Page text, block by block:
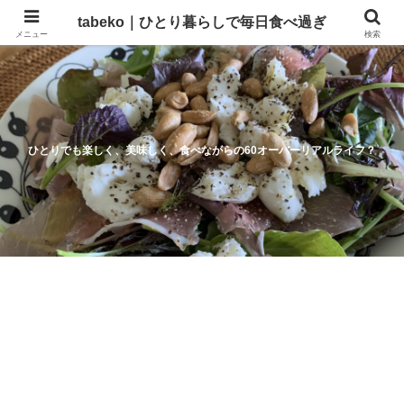
ひとりでも楽しく、美味しく、食べながらの60オーバーリアルライフ？
メニュー
tabeko｜ひとり暮らしで毎日食べ過ぎ
検索